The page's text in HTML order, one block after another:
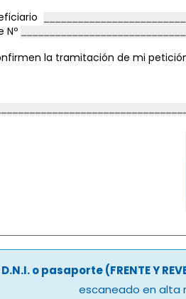
Nº
la tramitación de mi
D.N.I. o pasaporte (FRENTE Y
escaneado en alta